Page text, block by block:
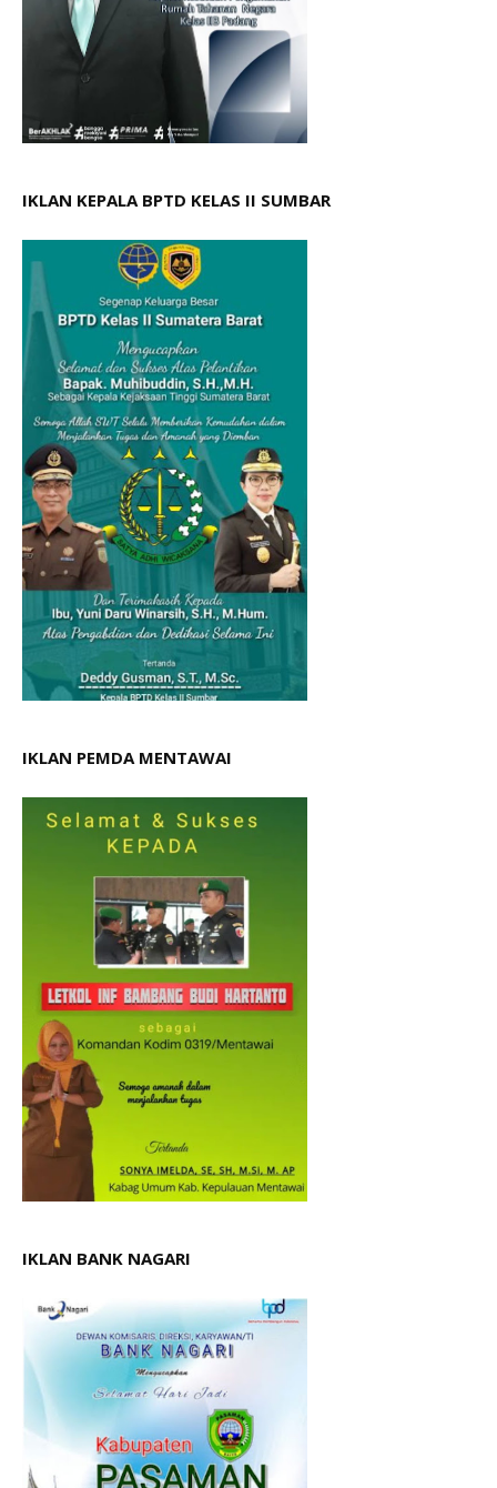
IKLAN KEPALA BPTD KELAS II SUMBAR
IKLAN PEMDA MENTAWAI
IKLAN BANK NAGARI